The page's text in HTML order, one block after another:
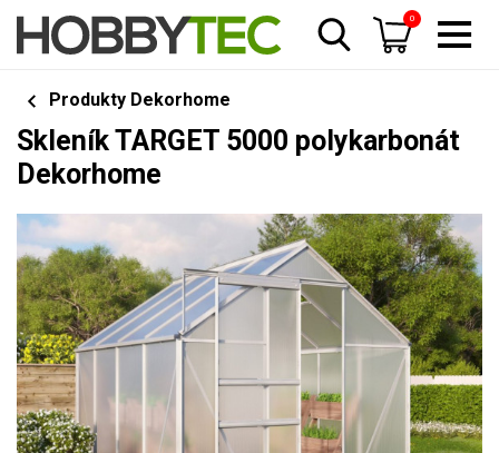
0
Produkty Dekorhome
Skleník TARGET 5000 polykarbonát
Dekorhome